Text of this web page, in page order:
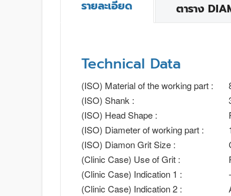
รายละเอียด ตาราง
Technical Data
(ISO) Material of the working part :
(ISO) Shank :
(ISO) Head Shape :
(ISO) Diameter of working part :
(ISO) Diamon Grit Size :
(Clinic Case) Use of Grit :
(Clinic Case) Indication 1 :
-
(Clinic Case) Indication 2 :